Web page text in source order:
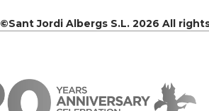
©Sant Jordi Albergs S.L. 2026 All